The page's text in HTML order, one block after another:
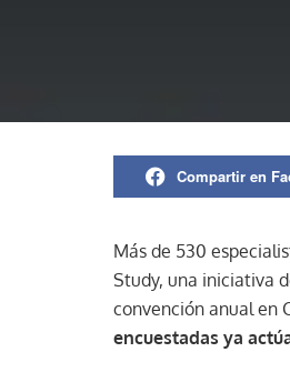
Compartir en
Más de 530
Study, una iniciativa
convención anual en
encuestadas ya